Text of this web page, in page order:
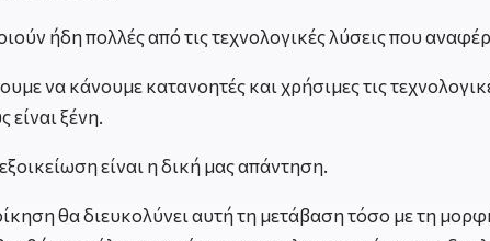
ήδη πολλές από τις τεχνολογικές λύσεις που
να κάνουμε κατανοητές και χρήσιμες τις
ξένη.
είναι η δική μας απάντηση.
θα διευκολύνει αυτή τη μετάβαση τόσο με τη